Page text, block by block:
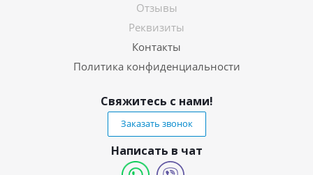
Отзывы
Реквизиты
Контакты
Политика конфиденциальности
Свяжитесь с нами!
Заказать звонок
Написать в чат